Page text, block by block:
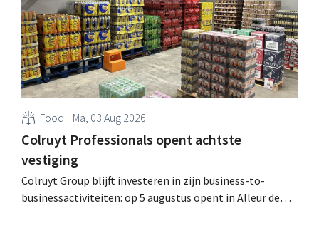
Food Ma, 03 Aug 2026
Colruyt Professionals opent achtste
vestiging
Colruyt Group blijft investeren in zijn business-to-
businessactiviteiten: op 5 augustus opent in Alleur de